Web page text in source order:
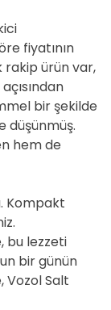
fiyatının
rakip ürün var,
bir şekilde
düşünmüş.
hem de
Kompakt
bu lezzeti
bir günün
Vozol Salt